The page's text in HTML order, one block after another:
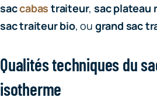
saccabas traiteur,sac plateau
sac traiteur bio, ou grand sac
Qualités techniques du
isotherme